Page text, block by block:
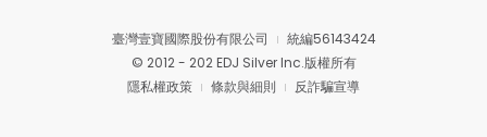
臺灣壹寶國際股份有限公司
統編56143424
© 2012 - 202 EDJ Silver Inc.版權所有
隱私權政策
條款與細則 反詐騙宣導